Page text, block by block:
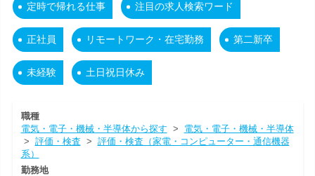
定時で帰れる仕事 注目の求人検索ワード
正社員 リモートワーク・在宅勤務 第二新卒
未経験 土日祝日休み
職種
電気・電子・機械・半導体から探す > 電気・電子・機械・半導体
> 評価・検査 > 評価・検査（家電・コンピューター・通信機器
系）
勤務地